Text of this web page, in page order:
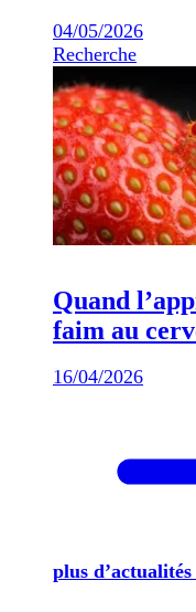
04/05/2026
Recherche
Quand
faim au
16/04/2026
plus